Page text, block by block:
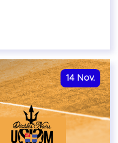
14 Nov.